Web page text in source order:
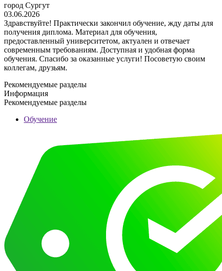
город Сургут
03.06.2026
Здравствуйте! Практически закончил обучение, жду даты для
получения диплома. Материал для обучения,
предоставленный университетом, актуален и отвечает
современным требованиям. Доступная и удобная форма
обучения. Спасибо за оказанные услуги! Посоветую своим
коллегам, друзьям.
Рекомендуемые разделы
Информация
Рекомендуемые разделы
Обучение